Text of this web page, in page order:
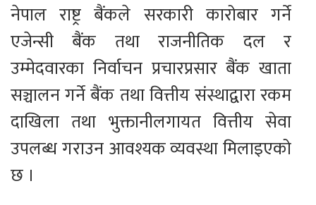
नेपाल राष्ट्र बैंकले सरकारी कारोबार गर्ने
एजेन्सी बैंक तथा राजनीतिक दल र
उम्मेदवारका निर्वाचन प्रचारप्रसार बैंक खाता
सञ्चालन गर्ने बैंक तथा वित्तीय संस्थाद्वारा रकम
दाखिला तथा भुक्तानीलगायत वित्तीय सेवा
उपलब्ध गराउन आवश्यक व्यवस्था मिलाइएको
छ ।